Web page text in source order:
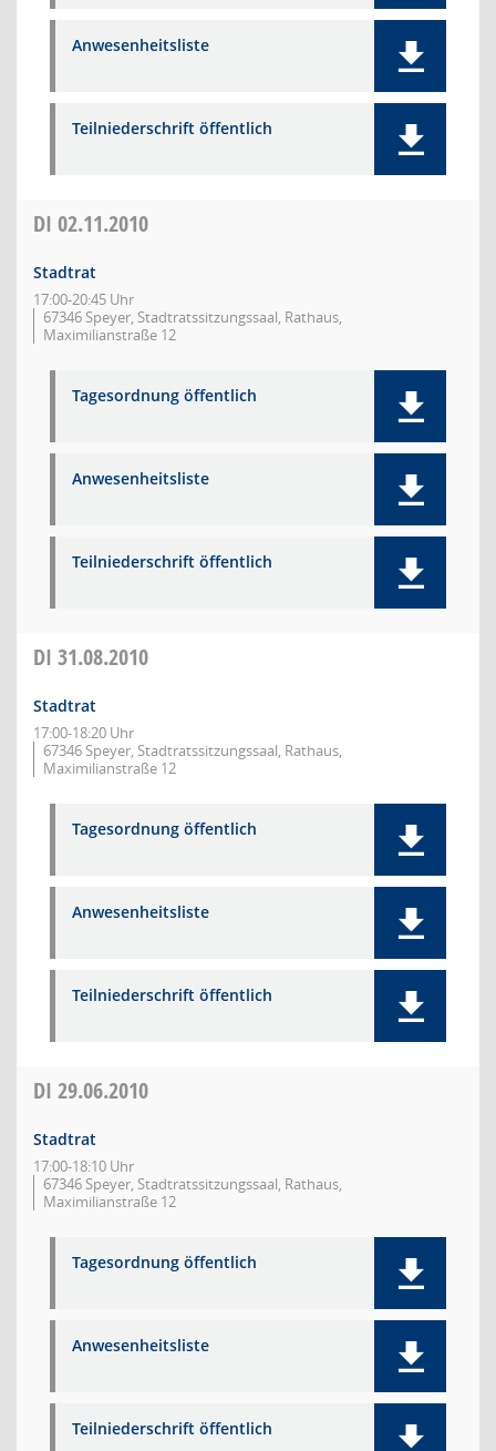
Anwesenheitsliste
Teilniederschrift öffentlich
DI 02.11.2010
Stadtrat
17:00-20:45 Uhr
67346 Speyer, Stadtratssitzungssaal, Rathaus,
Maximilianstraße 12
Tagesordnung öffentlich
Anwesenheitsliste
Teilniederschrift öffentlich
DI 31.08.2010
Stadtrat
17:00-18:20 Uhr
67346 Speyer, Stadtratssitzungssaal, Rathaus,
Maximilianstraße 12
Tagesordnung öffentlich
Anwesenheitsliste
Teilniederschrift öffentlich
DI 29.06.2010
Stadtrat
17:00-18:10 Uhr
67346 Speyer, Stadtratssitzungssaal, Rathaus,
Maximilianstraße 12
Tagesordnung öffentlich
Anwesenheitsliste
Teilniederschrift öffentlich